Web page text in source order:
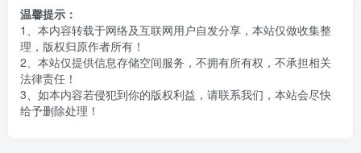
温馨提示：
1、本内容转载于网络及互联网用户自发分享，本站仅做收集整
理，版权归原作者所有！
2、本站仅提供信息存储空间服务，不拥有所有权，不承担相关
法律责任！
3、如本内容若侵犯到你的版权利益，请联系我们，本站会尽快
给予删除处理！